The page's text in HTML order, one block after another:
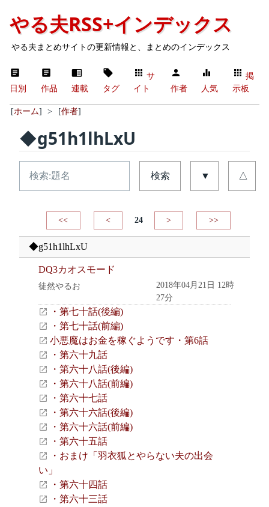
やる夫RSS+インデックス
やる夫まとめサイトの更新情報と、まとめのインデックス
日別 作品 連載 タグ
サ
イト
作者 人気
掲
示板
[ホーム] > [作者]
◆g51h1lhLxU
検索 ▼ △
<< < 24 > >>
◆g51h1lhLxU
DQ3カオスモード
徒然やるお
2018年04月21日 12時
27分
・第七十話(後編)
・第七十話(前編)
小悪魔はお金を稼ぐようです・第6話
・第六十九話
・第六十八話(後編)
・第六十八話(前編)
・第六十七話
・第六十六話(後編)
・第六十六話(前編)
・第六十五話
・おまけ「羽衣狐とやらない夫の出会
い」
・第六十四話
・第六十三話